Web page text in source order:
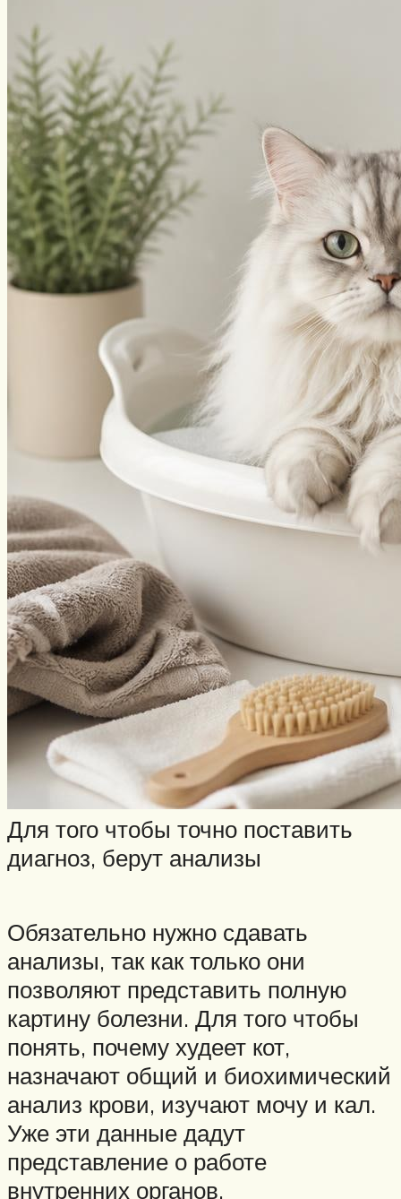
Для того чтобы точно поставить
диагноз, берут анализы
Обязательно нужно сдавать
анализы, так как только они
позволяют представить полную
картину болезни. Для того чтобы
понять, почему худеет кот,
назначают общий и биохимический
анализ крови, изучают мочу и кал.
Уже эти данные дадут
представление о работе
внутренних органов.